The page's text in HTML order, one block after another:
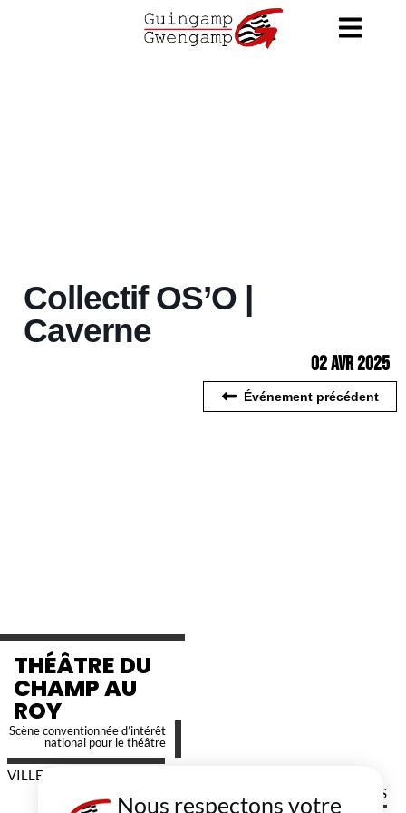
Collectif OS’O |
Caverne
02 Avr 2025
Événement précédent
THÉÂTRE DU
CHAMP AU
ROY
Scène conventionnée d’intérêt
national pour le théâtre
VILLE DE GUINGAMP
RENSEIGNEMENTS
Nous respectons votre